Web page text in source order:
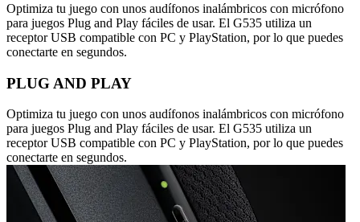
Optimiza tu juego con unos audífonos inalámbricos con micrófono
para juegos Plug and Play fáciles de usar. El G535 utiliza un
receptor USB compatible con PC y PlayStation, por lo que puedes
conectarte en segundos.
PLUG AND PLAY
Optimiza tu juego con unos audífonos inalámbricos con micrófono
para juegos Plug and Play fáciles de usar. El G535 utiliza un
receptor USB compatible con PC y PlayStation, por lo que puedes
conectarte en segundos.